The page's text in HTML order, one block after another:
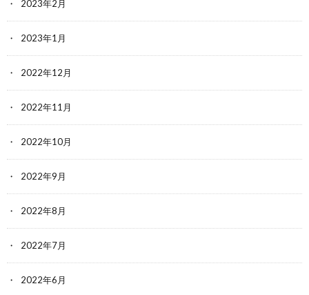
2023年2月
2023年1月
2022年12月
2022年11月
2022年10月
2022年9月
2022年8月
2022年7月
2022年6月